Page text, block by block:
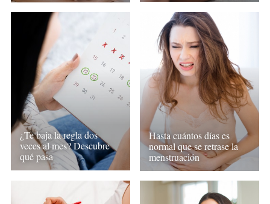
¿Te baja la regla dos
veces al mes? Descubre
qué pasa
Hasta cuántos días es
normal que se retrase la
menstruación